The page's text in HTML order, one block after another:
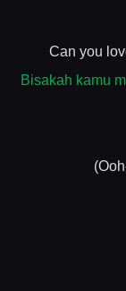
Can you
Bisakah kamu